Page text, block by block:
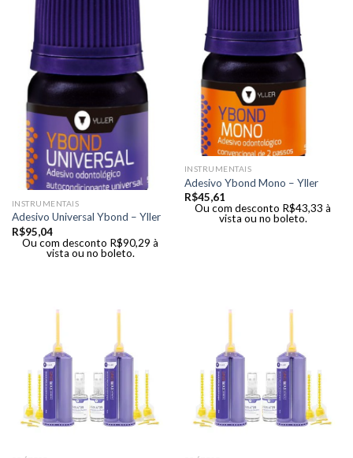
INSTRUMENTAIS
Adesivo Universal Ybond – Yller
R$95,04
Ou com desconto R$90,29 à
vista ou no boleto.
INSTRUMENTAIS
Adesivo Ybond Mono – Yller
R$45,61
Ou com desconto R$43,33 à
vista ou no boleto.